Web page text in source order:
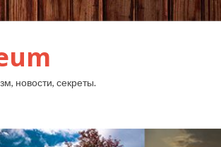
новости, секреты.